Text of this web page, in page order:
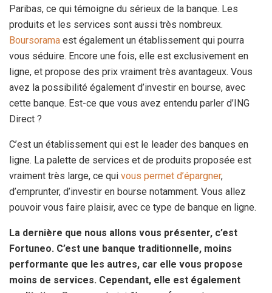
Paribas, ce qui témoigne du sérieux de la banque. Les
produits et les services sont aussi très nombreux.
Boursorama est également un établissement qui pourra
vous séduire. Encore une fois, elle est exclusivement en
ligne, et propose des prix vraiment très avantageux. Vous
avez la possibilité également d’investir en bourse, avec
cette banque. Est-ce que vous avez entendu parler d’ING
Direct ?
C’est un établissement qui est le leader des banques en
ligne. La palette de services et de produits proposée est
vraiment très large, ce qui vous permet d’épargner,
d’emprunter, d’investir en bourse notamment. Vous allez
pouvoir vous faire plaisir, avec ce type de banque en ligne.
La dernière que nous allons vous présenter, c’est
Fortuneo. C’est une banque traditionnelle, moins
performante que les autres, car elle vous propose
moins de services. Cependant, elle est également